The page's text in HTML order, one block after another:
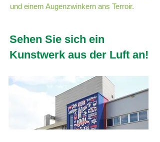
und einem Augenzwinkern ans Terroir.
Sehen Sie sich ein
Kunstwerk aus der Luft an!